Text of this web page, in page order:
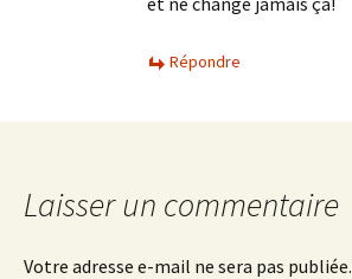
Répondre
Laisser un commentaire
Votre adresse e-mail ne sera pas publiée.